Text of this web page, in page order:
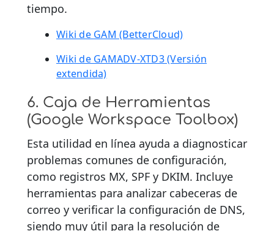
tiempo.
Wiki de GAM (BetterCloud)
Wiki de GAMADV-XTD3 (Versión
extendida)
6. Caja de Herramientas
(Google Workspace Toolbox)
Esta utilidad en línea ayuda a diagnosticar
problemas comunes de configuración,
como registros MX, SPF y DKIM. Incluye
herramientas para analizar cabeceras de
correo y verificar la configuración de DNS,
siendo muy útil para la resolución de